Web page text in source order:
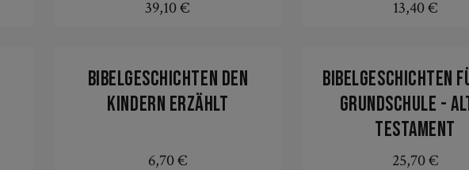
Regulärer Preis:
39,10 € Regulärer
13,40 €
Bibelgeschichten den
Kindern erzählt
Regulärer Preis:
6,70 €
Bibelgeschichten
Grundschule -
Testament
Regulärer
25,70 €